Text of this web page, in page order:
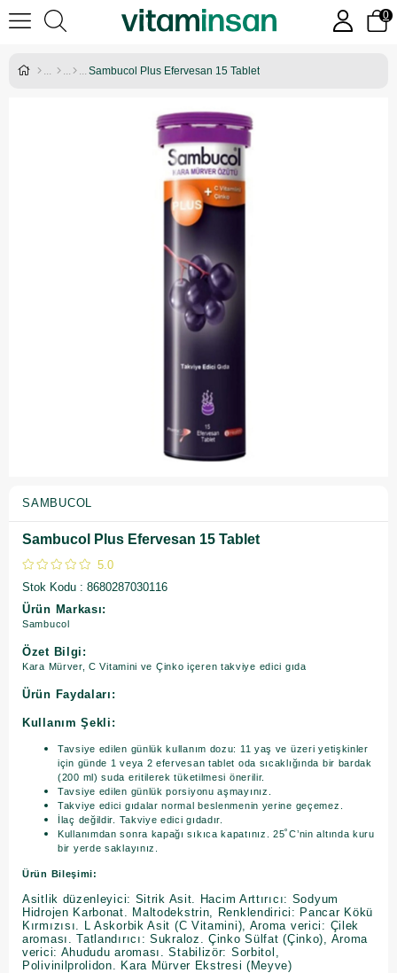
0
Sambucol Plus Efervesan 15 Tablet
SAMBUCOL
Sambucol Plus Efervesan 15 Tablet
5.0
Stok Kodu
8680287030116
Ürün Markası:
Sambucol
Özet Bilgi:
Kara Mürver, C Vitamini ve Çinko içeren takviye edici gıda
Ürün Faydaları:
Kullanım Şekli:
Tavsiye edilen günlük kullanım dozu: 11 yaş ve üzeri yetişkinler
için günde 1 veya 2 efervesan tablet oda sıcaklığında bir bardak
(200 ml) suda eritilerek tüketilmesi önerilir.
Tavsiye edilen günlük porsiyonu aşmayınız.
Takviye edici gıdalar normal beslenmenin yerine geçemez.
İlaç değildir. Takviye edici gıdadır.
Kullanımdan sonra kapağı sıkıca kapatınız. 25˚C’nin altında kuru
bir yerde saklayınız.
Ürün Bileşimi:
Asitlik düzenleyici: Sitrik Asit. Hacim Arttırıcı: Sodyum
Hidrojen Karbonat. Maltodekstrin, Renklendirici: Pancar Kökü
Kırmızısı. L Askorbik Asit (C Vitamini), Aroma verici: Çilek
aroması. Tatlandırıcı: Sukraloz. Çinko Sülfat (Çinko), Aroma
verici: Ahududu aroması. Stabilizör: Sorbitol,
Polivinilprolidon. Kara Mürver Ekstresi (Meyve)